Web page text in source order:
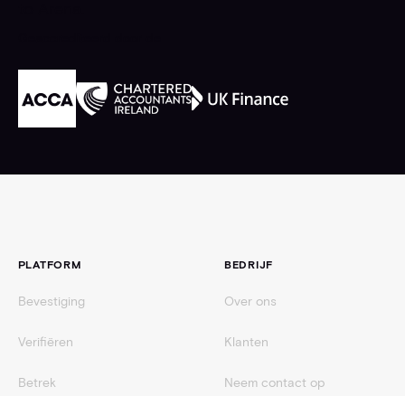
PLATFORM
Bevestiging
Verifiëren
Betrek
BEDRIJF
Over ons
Klanten
Neem contact op